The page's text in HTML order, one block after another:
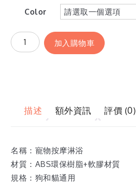
Color
加入購物車
描述 額外資訊 評價 (0)
名稱：寵物按摩淋浴
材質：ABS環保樹脂+軟膠材質
規格：狗和貓通用